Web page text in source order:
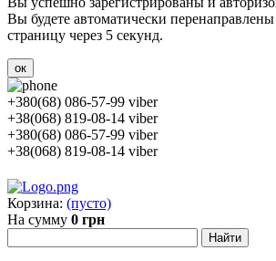
Вы будете автоматически
страницу через 5 секунд.
ок
+380(68) 086-57-99 viber
+38(068) 819-08-14 viber
+380(68) 086-57-99 viber
+38(068) 819-08-14 viber
Корзина: (пусто)
На сумму 0 грн